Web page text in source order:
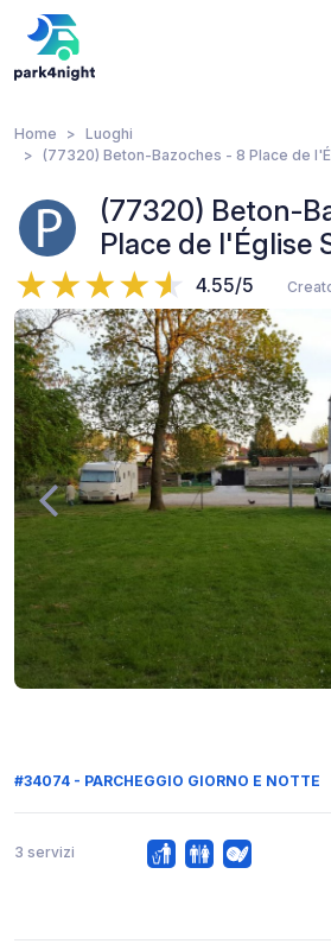
Home
Luoghi
(77320) Beton-Bazoches - 8 Place de
(77320) Beton-
Place de l'Église
4.55/5
#34074 - PARCHEGGIO GIORNO E NOTTE
3 servizi